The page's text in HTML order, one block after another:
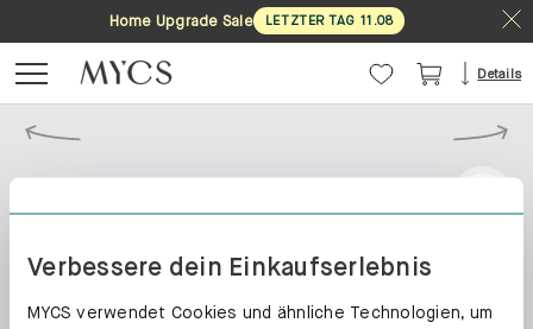
Verbessere dein Einkaufserlebnis
MYCS verwendet Cookies und ähnliche Technologien, um
Home Upgrade Sale LETZTER TAG 11 .08
Details